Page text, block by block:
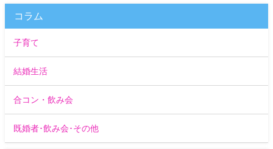
コラム
子育て
結婚生活
合コン・飲み会
既婚者･飲み会･その他